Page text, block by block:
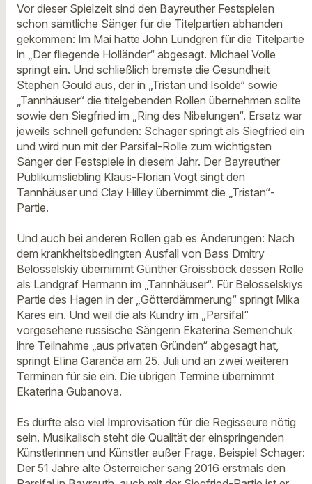
Vor dieser Spielzeit sind den Bayreuther Festspielen
schon sämtliche Sänger für die Titelpartien abhanden
gekommen: Im Mai hatte John Lundgren für die Titelpartie
in „Der fliegende Holländer“ abgesagt. Michael Volle
springt ein. Und schließlich bremste die Gesundheit
Stephen Gould aus, der in „Tristan und Isolde“ sowie
„Tannhäuser“ die titelgebenden Rollen übernehmen sollte
sowie den Siegfried im „Ring des Nibelungen“. Ersatz war
jeweils schnell gefunden: Schager springt als Siegfried ein
und wird nun mit der Parsifal-Rolle zum wichtigsten
Sänger der Festspiele in diesem Jahr. Der Bayreuther
Publikumsliebling Klaus-Florian Vogt singt den
Tannhäuser und Clay Hilley übernimmt die „Tristan“-
Partie.
Und auch bei anderen Rollen gab es Änderungen: Nach
dem krankheitsbedingten Ausfall von Bass Dmitry
Belosselskiy übernimmt Günther Groissböck dessen Rolle
als Landgraf Hermann im „Tannhäuser“. Für Belosselskiys
Partie des Hagen in der „Götterdämmerung“ springt Mika
Kares ein. Und weil die als Kundry im „Parsifal“
vorgesehene russische Sängerin Ekaterina Semenchuk
ihre Teilnahme „aus privaten Gründen“ abgesagt hat,
springt Elīna Garanča am 25. Juli und an zwei weiteren
Terminen für sie ein. Die übrigen Termine übernimmt
Ekaterina Gubanova.
Es dürfte also viel Improvisation für die Regisseure nötig
sein. Musikalisch steht die Qualität der einspringenden
Künstlerinnen und Künstler außer Frage. Beispiel Schager:
Der 51 Jahre alte Österreicher sang 2016 erstmals den